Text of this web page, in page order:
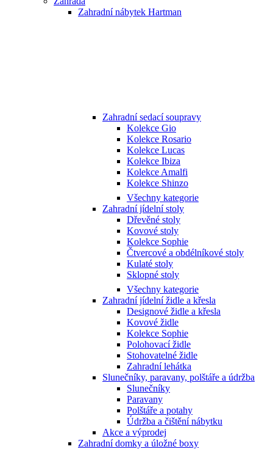
Zahradní nábytek Hartman
Zahradní sedací soupravy
Kolekce Gio
Kolekce Rosario
Kolekce Lucas
Kolekce Ibiza
Kolekce Amalfi
Kolekce Shinzo
Všechny kategorie
Zahradní jídelní stoly
Dřevěné stoly
Kovové stoly
Kolekce Sophie
Čtvercové a obdélníkové stoly
Kulaté stoly
Sklopné stoly
Všechny kategorie
Zahradní jídelní židle a křesla
Designové židle a křesla
Kovové židle
Kolekce Sophie
Polohovací židle
Stohovatelné židle
Zahradní lehátka
Slunečníky, paravany, polštáře a údržba
Slunečníky
Paravany
Polštáře a potahy
Údržba a čištění nábytku
Akce a výprodej
Zahradní domky a úložné boxy